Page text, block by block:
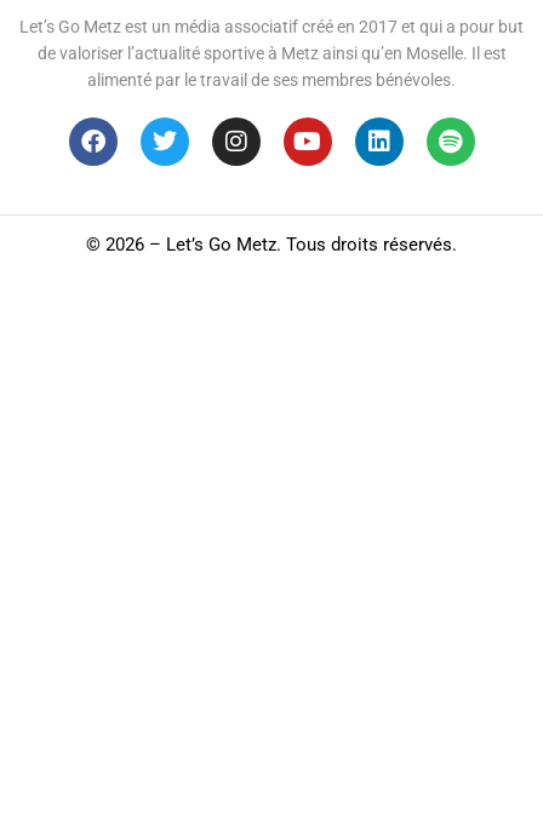
Let’s Go Metz est un média associatif créé en 2017 et qui a pour but
de valoriser l’actualité sportive à Metz ainsi qu’en Moselle. Il est
alimenté par le travail de ses membres bénévoles.
© 2026 – Let’s Go Metz. Tous droits réservés.